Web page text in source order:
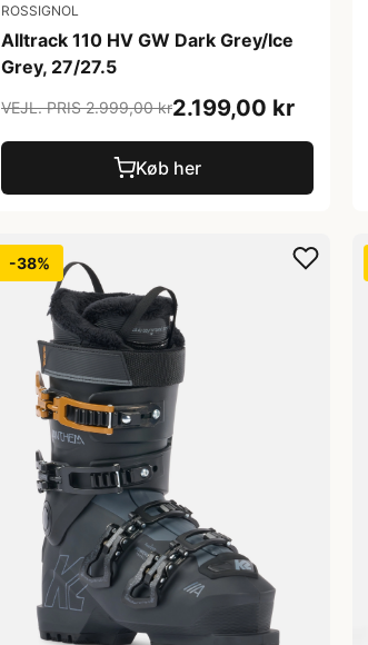
ROSSIGNOL
Alltrack 110 HV GW Dark Grey/Ice
Grey, 27/27.5
VEJL. PRIS 2.999,00 kr2.199,00 kr
Køb her
-38%